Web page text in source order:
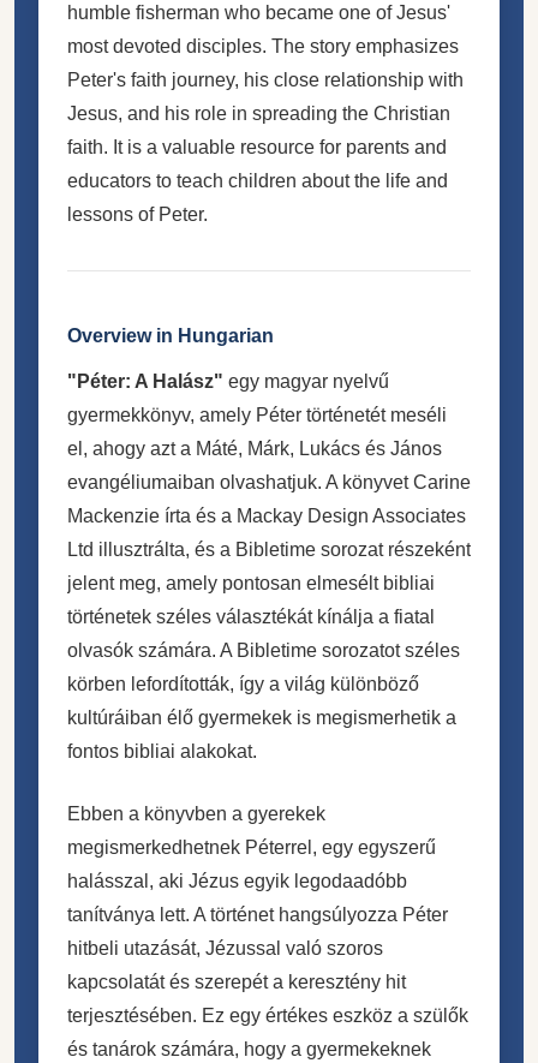
humble fisherman who became one of Jesus'
most devoted disciples. The story emphasizes
Peter's faith journey, his close relationship with
Jesus, and his role in spreading the Christian
faith. It is a valuable resource for parents and
educators to teach children about the life and
lessons of Peter.
Overview in Hungarian
"Péter: A Halász" egy magyar nyelvű
gyermekkönyv, amely Péter történetét meséli
el, ahogy azt a Máté, Márk, Lukács és János
evangéliumaiban olvashatjuk. A könyvet Carine
Mackenzie írta és a Mackay Design Associates
Ltd illusztrálta, és a Bibletime sorozat részeként
jelent meg, amely pontosan elmesélt bibliai
történetek széles választékát kínálja a fiatal
olvasók számára. A Bibletime sorozatot széles
körben lefordították, így a világ különböző
kultúráiban élő gyermekek is megismerhetik a
fontos bibliai alakokat.
Ebben a könyvben a gyerekek
megismerkedhetnek Péterrel, egy egyszerű
halásszal, aki Jézus egyik legodaadóbb
tanítványa lett. A történet hangsúlyozza Péter
hitbeli utazását, Jézussal való szoros
kapcsolatát és szerepét a keresztény hit
terjesztésében. Ez egy értékes eszköz a szülők
és tanárok számára, hogy a gyermekeknek